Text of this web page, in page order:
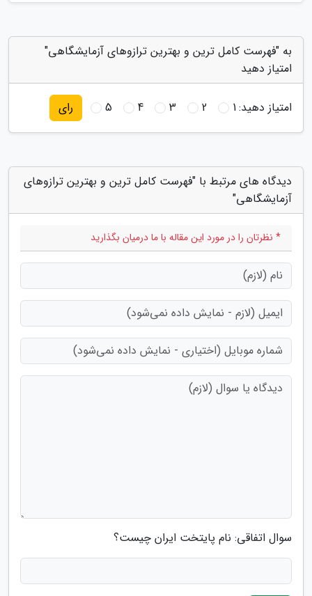
به "فهرست کامل ترین و بهترین ترازوهای آزمایشگاهی"
امتیاز دهید
امتیاز دهید:1
2
3
4
5 رای
دیدگاه های مرتبط با "فهرست کامل ترین و بهترین ترازوهای
آزمایشگاهی"
* نظرتان را در مورد این مقاله با ما درمیان بگذارید
سوال اتفاقی: نام پایتخت ایران چیست؟